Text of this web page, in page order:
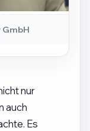
GmbH
nur
auch
Es